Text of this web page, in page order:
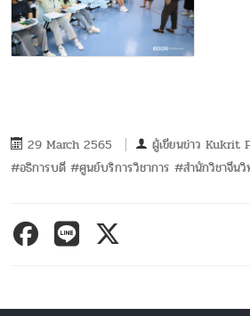
29 March 2565 ผู้เขียนข่าว Kukrit
#อธิการบดี #ศูนย์บริการวิชาการ #สำนักวิชาจีน